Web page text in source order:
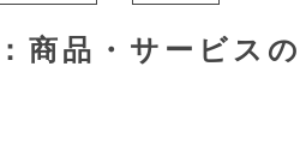
商品・サービスの